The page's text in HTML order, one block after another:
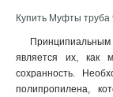
Купить Муфты труба
является их, как
сохранность.
полипропилена,